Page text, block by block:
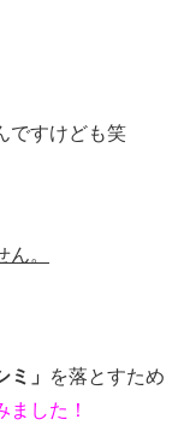
ですけども笑
。
」
を落とすため
した！